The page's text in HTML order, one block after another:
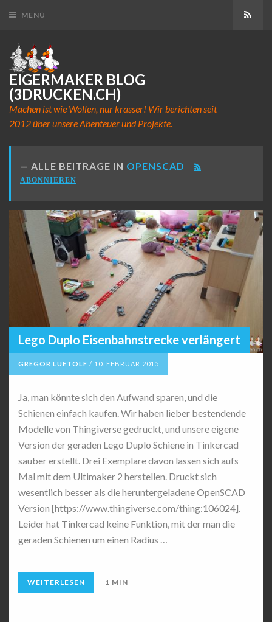
MENÜ
EIGERMAKER BLOG
(3DRUCKEN.CH)
Machen ist wie Wollen, nur krasser! Wir berichten seit
2012 über unsere Abenteuer und Projekte.
ALLE BEITRÄGE IN OPENSCAD
ABONNIEREN
Lego Duplo Eisenbahnstrecke verlängert
GREGOR LUETOLF / 10. FEBRUAR 2015
Ja, man könnte sich den Aufwand sparen, und die
Schienen einfach kaufen. Wir haben lieber bestendende
Modelle von Thingiverse gedruckt, und unsere eigene
Version der geraden Lego Duplo Schiene in Tinkercad
sauber erstellt. Drei Exemplare davon lassen sich aufs
Mal mit dem Ultimaker 2 herstellen. Druckt sich
wesentlich besser als die heruntergeladene OpenSCAD
Version [https://www.thingiverse.com/thing:106024].
Leider hat Tinkercad keine Funktion, mit der man die
geraden Schienen um einen Radius …
WEITERLESEN 1 MIN